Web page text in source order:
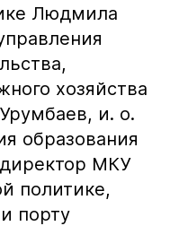
Людмила
хозяйства
и. о.
образования
МКУ
политике,
порту